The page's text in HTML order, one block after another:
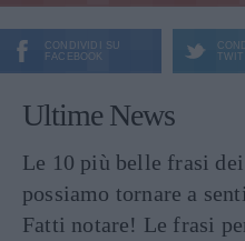
CONDIVIDI SU
FACEBOOK
Ultime News
Le 10 più belle frasi
possiamo tornare a
Fatti notare! Le frasi